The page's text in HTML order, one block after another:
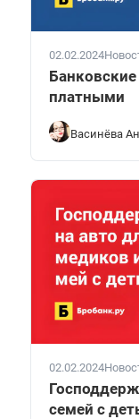
02.02.2024
платными
Васинёва
02.02.2024
семей с